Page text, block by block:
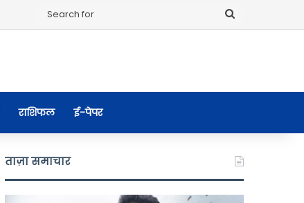
राशिफल ई-पेपर
ताज़ा समाचार